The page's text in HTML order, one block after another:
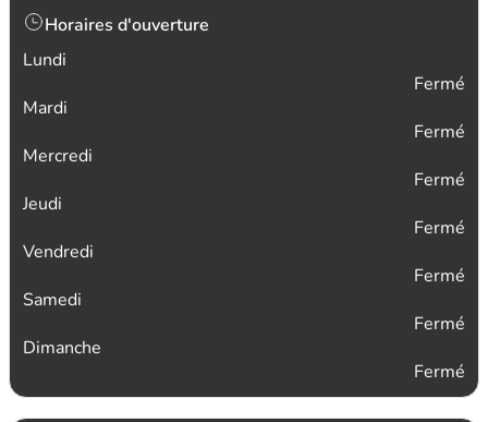
Horaires d'ouverture
Lundi
Fermé
Mardi
Fermé
Mercredi
Fermé
Jeudi
Fermé
Vendredi
Fermé
Samedi
Fermé
Dimanche
Fermé